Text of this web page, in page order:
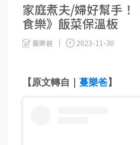
家庭煮夫/婦好幫手
食樂》飯菜保溫板
蔓樂爸 2023-11-30
【原文轉自｜ 蔓樂爸】